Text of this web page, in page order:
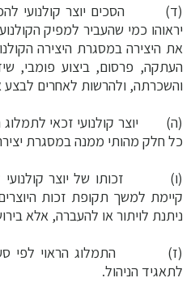
(ד) הסכים יוצר קולנועי
יראוהו כמי שהעביר למפיק
את היצירה במסגרת היצירה
העתקה, פרסום, ביצוע פומבי,
והשכרתה, ולהרשות לאחרים לבצע
(ה) יוצר קולנועי זכאי לתמלוג
כל חלק מהותי ממנה במסגרת
(ו) זכותו של יוצר קולנועי
קיימת למשך תקופת זכות
ניתנת לויתור או להעברה, אלא
(ז) התמלוג הראוי לפי
לתאגיד הניהול.